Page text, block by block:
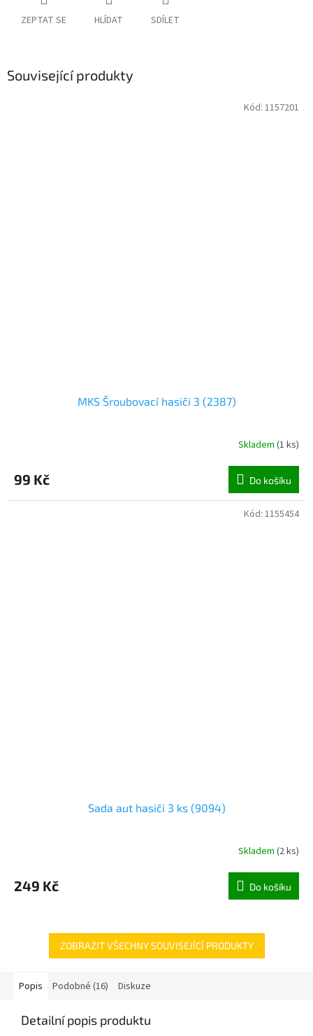
ZEPTAT SE HLÍDAT SDÍLET
Související produkty
MKS Šroubovací hasiči 3 (2387)
Skladem (1 ks)
99 Kč Do košíku
Kód: 1157201
Sada aut hasiči 3 ks (9094)
Skladem (2 ks)
249 Kč Do košíku
Kód: 1155454
ZOBRAZIT VŠECHNY SOUVISEJÍCÍ PRODUKTY
Popis Podobné (16) Diskuze
Detailní popis produktu